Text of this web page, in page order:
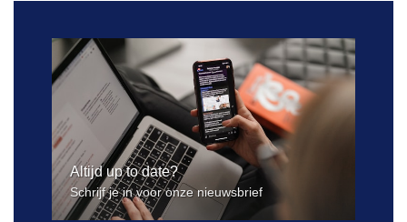
Altijd up to date?
Schrijf je in voor onze nieuwsbrief